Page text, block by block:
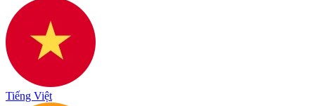
Tiếng Việt